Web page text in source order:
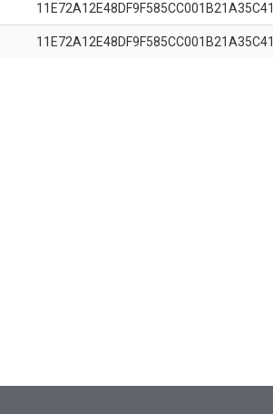
11E72A12E48DF9F585CC001B21A35C41
11E72A12E48DF9F585CC001B21A35C41